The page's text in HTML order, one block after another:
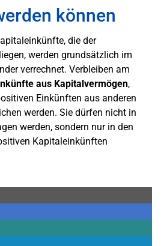
können
die der
werden grundsätzlich im
verrechnet. Verbleiben am
aus Kapitalvermögen,
Einkünften aus anderen
werden. Sie dürfen nicht in
werden, sondern nur in den
Kapitaleinkünften